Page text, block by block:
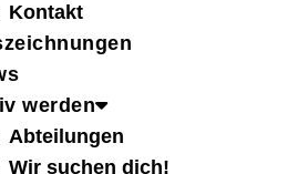
Kontakt
werden
Abteilungen
Wir suchen dich!